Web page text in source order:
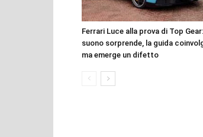
Ferrari Luce alla prova di Top
suono sorprende, la guida
ma emerge un difetto